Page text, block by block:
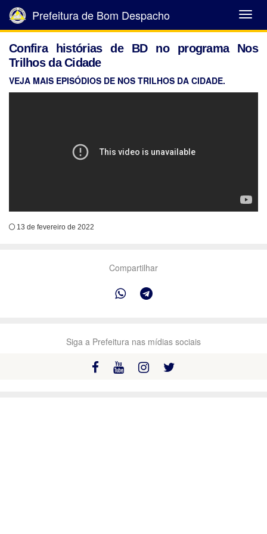
Abrir
Menu
Prefeitura de Bom Despacho
Confira histórias de BD no programa Nos
Trilhos da Cidade
VEJA MAIS EPISÓDIOS DE NOS TRILHOS DA CIDADE.
13 de fevereiro de 2022
Compartilhar
Siga a Prefeitura nas mídias sociais